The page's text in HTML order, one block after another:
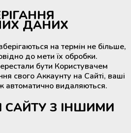
ДАНИХ
на термін не більше,
до мети їх обробки.
бути Користувачем
свого Аккаунту на Сайті, ваші
автоматично видаляються.
САЙТУ З ІНШИМИ